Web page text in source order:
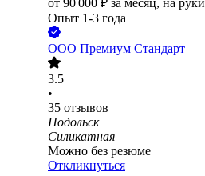
от 90 000 ₽ за месяц, на руки
Опыт 1-3 года
ООО Премиум Стандарт
3.5
•
35 отзывов
Подольск
Силикатная
Можно без резюме
Откликнуться